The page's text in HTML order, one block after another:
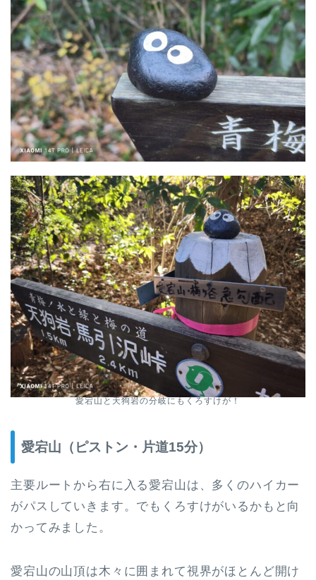
愛宕山と天狗岩の分岐にもくろすけが！
愛宕山（ピストン・片道15分）
主要ルートから右に入る愛宕山は、多くのハイカー
がパスしていきます。でもくろすけがいるかもと向
かってみました。
愛宕山の山頂は木々に囲まれて視界がほとんど開け